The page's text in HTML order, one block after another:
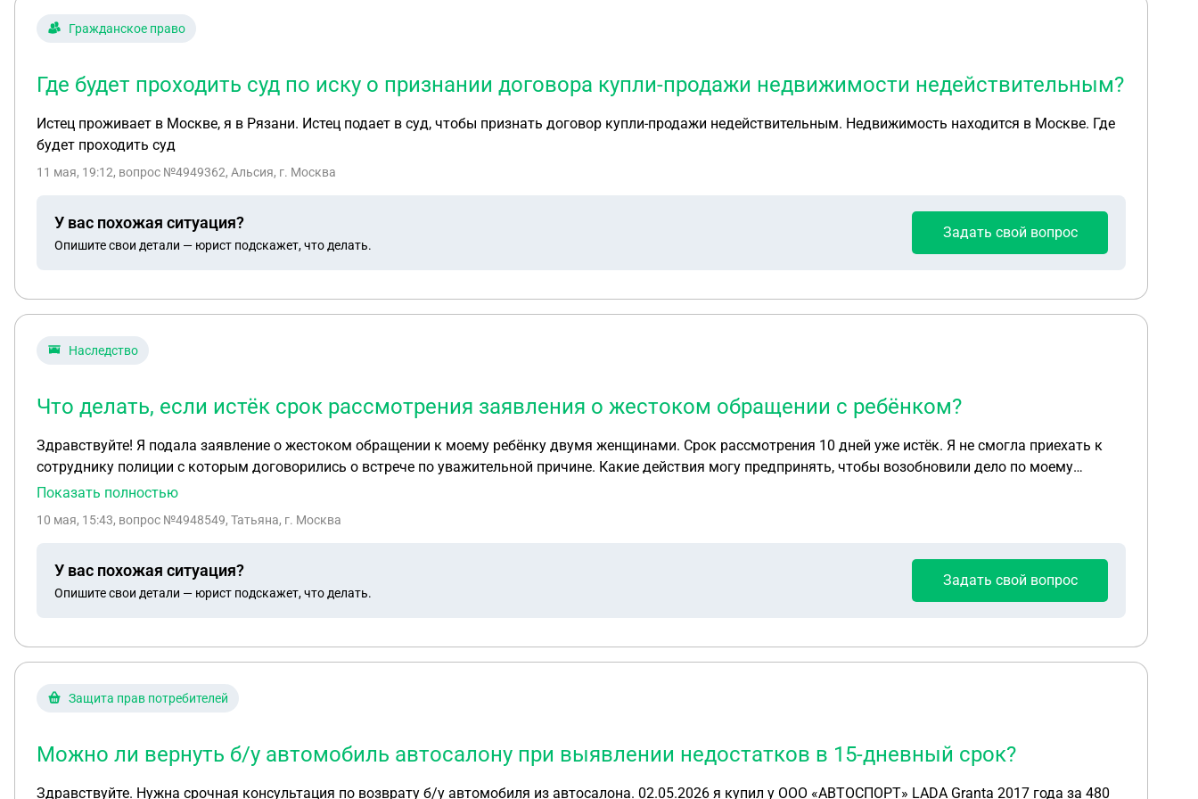
Гражданское право
Где будет проходить суд по иску о признании договора купли-продажи недвижимости недействительным?
Истец проживает в Москве, я в Рязани. Истец подает в суд, чтобы признать договор купли-продажи недействительным. Недвижимость находится в Москве. Где
будет проходить суд
11 мая, 19:12, вопрос №4949362, Альсия, г. Москва
У вас похожая ситуация?
Опишите свои детали — юрист подскажет, что делать.
Задать свой вопрос
Наследство
Что делать, если истёк срок рассмотрения заявления о жестоком обращении с ребёнком?
Здравствуйте! Я подала заявление о жестоком обращении к моему ребёнку двумя женщинами. Срок рассмотрения 10 дней уже истёк. Я не смогла приехать к
сотруднику полиции с которым договорились о встрече по уважительной причине. Какие действия могу предпринять, чтобы возобновили дело по моему
обращению.
Показать полностью
10 мая, 15:43, вопрос №4948549, Татьяна, г. Москва
У вас похожая ситуация?
Опишите свои детали — юрист подскажет, что делать.
Задать свой вопрос
Защита прав потребителей
Можно ли вернуть б/у автомобиль автосалону при выявлении недостатков в 15-дневный срок?
Здравствуйте. Нужна срочная консультация по возврату б/у автомобиля из автосалона. 02.05.2026 я купил у ООО «АВТОСПОРТ» LADA Granta 2017 года за 480